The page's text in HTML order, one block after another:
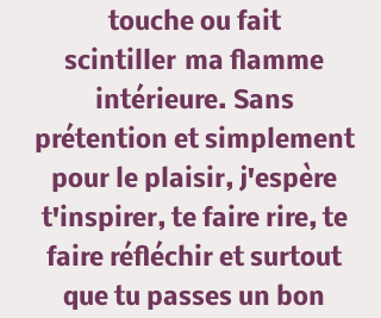
touche ou fait
scintiller ma flamme
intérieure. Sans
prétention et simplement
pour le plaisir, j'espère
t'inspirer, te faire rire, te
faire réfléchir et surtout
que tu passes un bon